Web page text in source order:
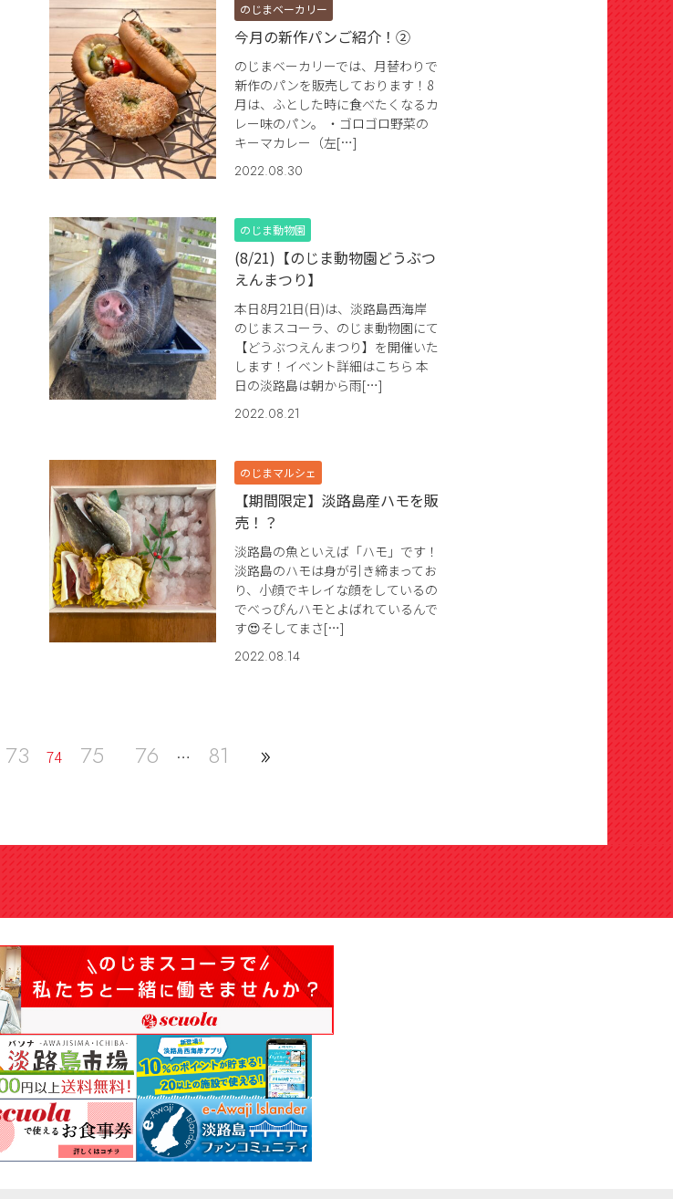
のじまベーカリー
今月の新作パンご紹介！②
のじまベーカリーでは、月替わりで
新作のパンを販売しております！8
月は、ふとした時に食べたくなるカ
レー味のパン。 ・ゴロゴロ野菜の
キーマカレー（左[…]
2022.08.30
のじま動物園
(8/21)【のじま動物園どうぶつ
えんまつり】
本日8月21日(日)は、淡路島西海岸
のじまスコーラ、のじま動物園にて
【どうぶつえんまつり】を開催いた
します！イベント詳細はこちら 本
日の淡路島は朝から雨[…]
2022.08.21
のじまマルシェ
【期間限定】淡路島産ハモを販
売！？
淡路島の魚といえば「ハモ」です！
淡路島のハモは身が引き締まってお
り、小顔でキレイな顔をしているの
でべっぴんハモとよばれているんで
す😍そしてまさ[…]
2022.08.14
73 74 75 76 … 81 »